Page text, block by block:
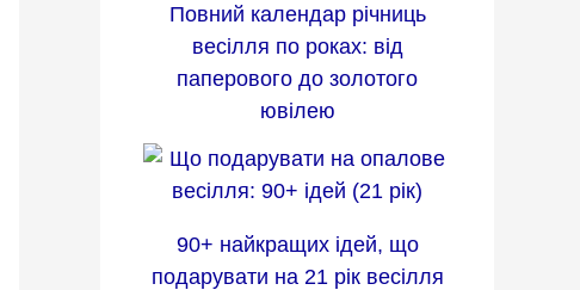
Повний календар річниць
весілля по роках: від
паперового до золотого
ювілею
90+ найкращих ідей, що
подарувати на 21 рік весілля